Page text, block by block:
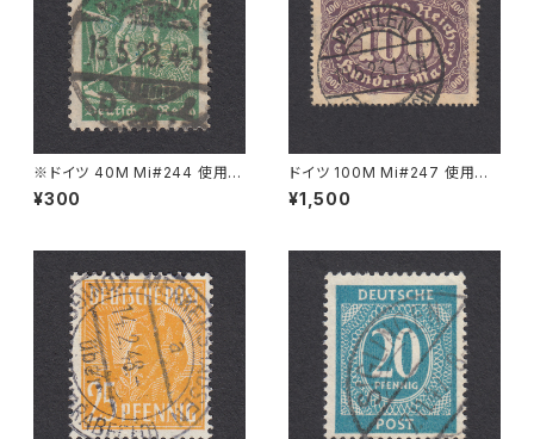
※ドイツ 40M Mi#244 使用済
み切手｜BERLIN 13.5.1923
¥300
ドイツ 100M Mi#247 使用済
み切手｜WYHLEN 10.5.1923
¥1,500